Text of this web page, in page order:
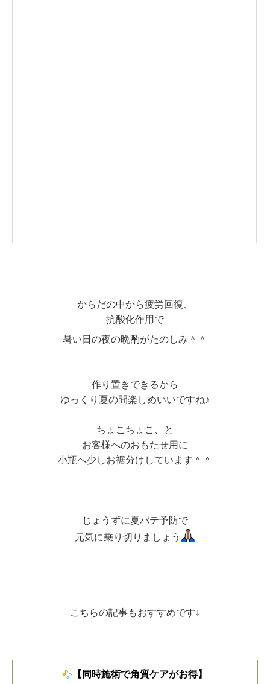
からだの中から疲労回復、
抗酸化作用で
暑い日の夜の晩酌がたのしみ＾＾
作り置きできるから
ゆっくり夏の間楽しめいいですね♪
ちょこちょこ、と
お客様へのおもたせ用に
小瓶へ少しお裾分けしています＾＾
じょうずに夏バテ予防で
元気に乗り切りましょう
こちらの記事もおすすめです↓
【同時施術で角質ケアがお得】